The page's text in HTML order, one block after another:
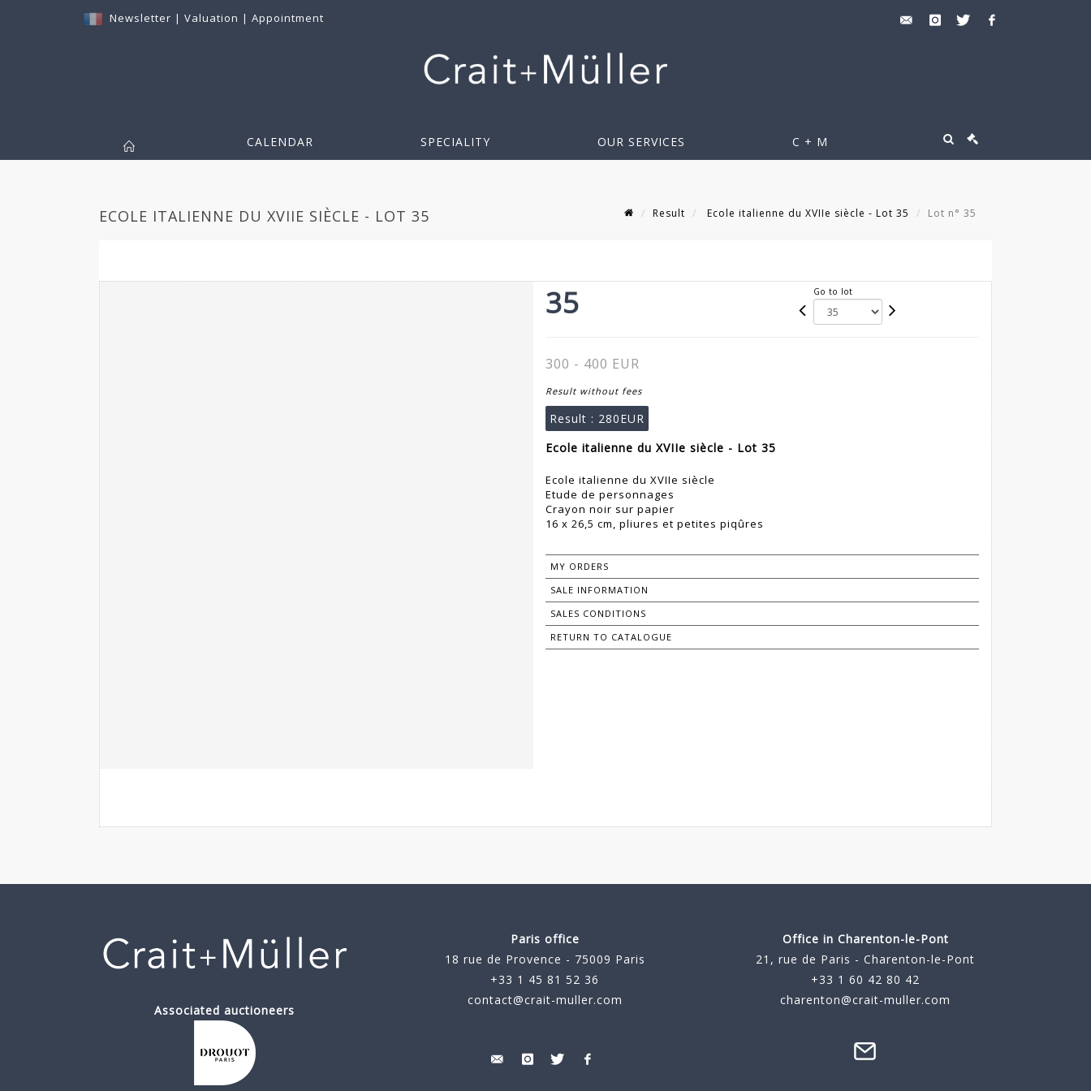
Newsletter | Valuation | Appointment
CALENDAR SPECIALITY OUR SERVICES C + M
ECOLE ITALIENNE DU XVIIE SIÈCLE - LOT 35 Result Ecole italienne du XVIIe siècle - Lot 35 Lot n° 35
35 Go to lot
300 - 400 EUR
Result without fees
Result : 280EUR
Ecole italienne du XVIIe siècle - Lot 35
Ecole italienne du XVIIe siècle
Etude de personnages
Crayon noir sur papier
16 x 26,5 cm, pliures et petites piqûres
MY ORDERS
SALE INFORMATION
SALES CONDITIONS
RETURN TO CATALOGUE
Associated auctioneers
Paris office
18 rue de Provence - 75009 Paris
+33 1 45 81 52 36
contact@crait-muller.com
Office in Charenton-le-Pont
21, rue de Paris - Charenton-le-Pont
+33 1 60 42 80 42
charenton@crait-muller.com